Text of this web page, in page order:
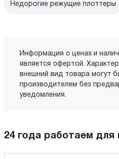
Недорогие режущие плоттеры
Информация о ценах и
является офертой.
внешний вид товара могут
производителем без
уведомления.
24 года работаем для